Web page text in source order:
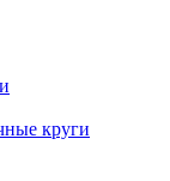
круги